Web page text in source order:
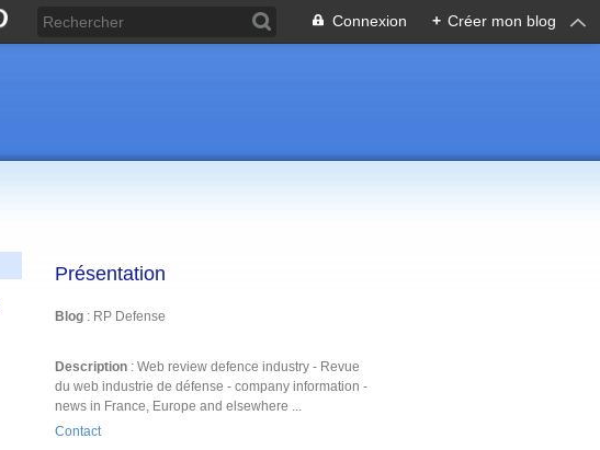
Connexion + Créer mon blog
Présentation
Blog : RP Defense
Description : Web review defence industry - Revue
du web industrie de défense - company information -
news in France, Europe and elsewhere ...
Contact